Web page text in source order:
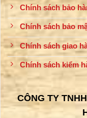
Chính sách bảo
Chính sách bảo
Chính sách giao
Chính sách kiểm
CÔNG TY